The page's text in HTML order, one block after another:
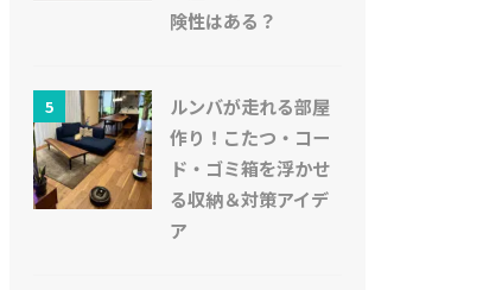
険性はある？
5
ルンバが走れる部屋
作り！こたつ・コー
ド・ゴミ箱を浮かせ
る収納＆対策アイデ
ア